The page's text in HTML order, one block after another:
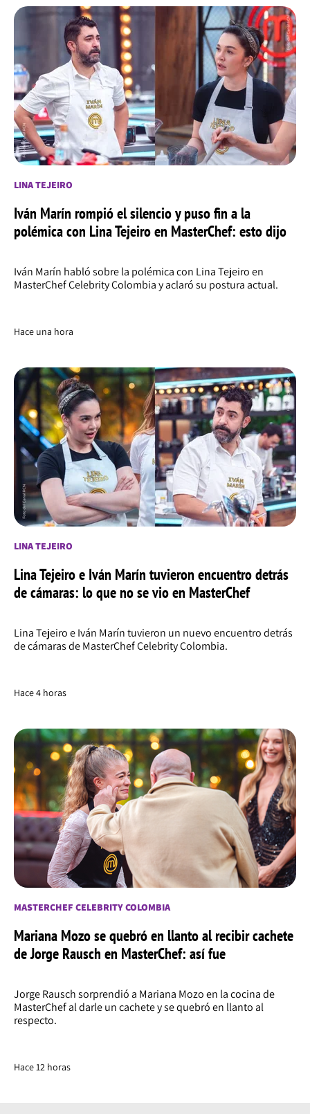
LINA TEJEIRO
Iván Marín rompió el silencio y puso fin a la
polémica con Lina Tejeiro en MasterChef: esto dijo
Iván Marín habló sobre la polémica con Lina Tejeiro en
MasterChef Celebrity Colombia y aclaró su postura actual.
Hace una hora
LINA TEJEIRO
Lina Tejeiro e Iván Marín tuvieron encuentro detrás
de cámaras: lo que no se vio en MasterChef
Lina Tejeiro e Iván Marín tuvieron un nuevo encuentro detrás
de cámaras de MasterChef Celebrity Colombia.
Hace 4 horas
MASTERCHEF CELEBRITY COLOMBIA
Mariana Mozo se quebró en llanto al recibir cachete
de Jorge Rausch en MasterChef: así fue
Jorge Rausch sorprendió a Mariana Mozo en la cocina de
MasterChef al darle un cachete y se quebró en llanto al
respecto.
Hace 12 horas